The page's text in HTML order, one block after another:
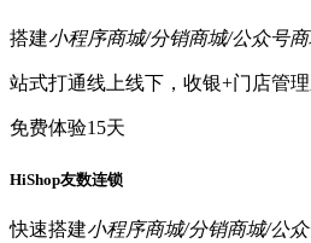
搭建小程序商城/分销商城/公众号
站式打通线上线下，收银+门店管
免费体验15天
HiShop友数连锁
快速搭建小程序商城/分销商城/公